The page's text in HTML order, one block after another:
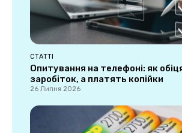
СТАТТІ
Опитування на телефоні: як
заробіток, а платять копійки
26 Липня 2026